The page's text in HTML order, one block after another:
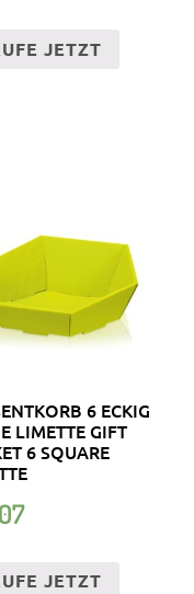
JETZT
6 ECKIG
LIMETTE GIFT
6 SQUARE
JETZT